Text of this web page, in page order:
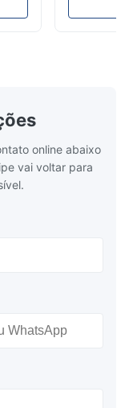
gray
online abaixo
vai voltar para